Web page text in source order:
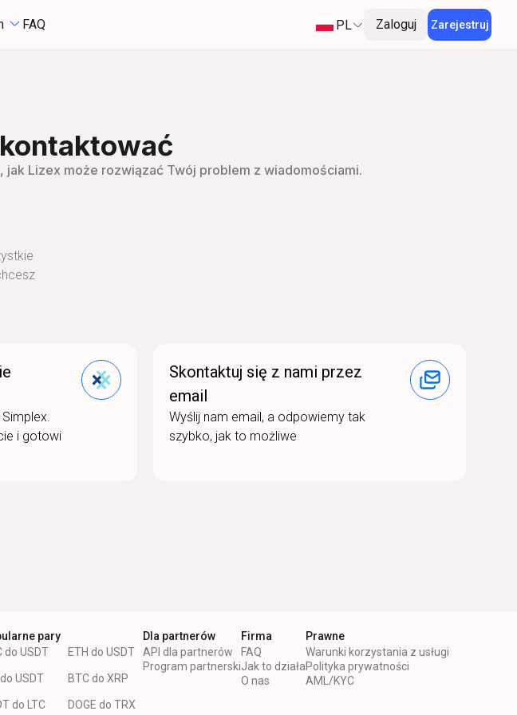
FAQ PL Zaloguj Zarejestruj
Lizex może rozwiązać Twój problem z wiadomościami.
i gotowi
Skontaktuj się z nami przez
email
Wyślij nam email, a odpowiemy tak
szybko, jak to możliwe
pary
do USDT
ETH do USDT
USDT BTC do XRP
do LTC DOGE do TRX
Dla partnerów
API dla partnerów
Program partnerski
Firma
FAQ
Jak to działa
O nas
Prawne
Warunki korzystania z usługi
Polityka prywatności
AML/KYC